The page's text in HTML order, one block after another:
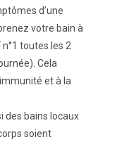
d’une
votre bain à
n°1 toutes les 2
Cela
et à la
des bains locaux
soient